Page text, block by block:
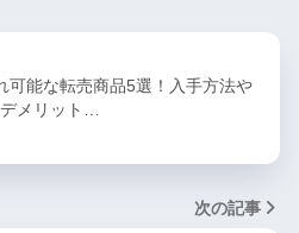
可能な転売商品5選！入手方法や
メリット…
次の記事